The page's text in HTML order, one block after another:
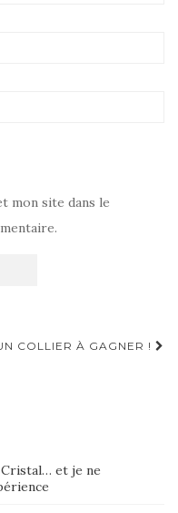
mon site dans le
COLLIER À GAGNER !
et je ne